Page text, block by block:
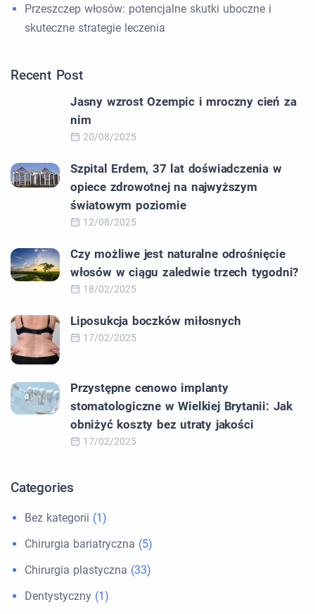
Przeszczep włosów: potencjalne skutki uboczne i
skuteczne strategie leczenia
Recent Post
Jasny wzrost Ozempic i mroczny cień za
nim
20/08/2025
Szpital Erdem, 37 lat doświadczenia w
opiece zdrowotnej na najwyższym
światowym poziomie
12/08/2025
Czy możliwe jest naturalne odrośnięcie
włosów w ciągu zaledwie trzech tygodni?
18/02/2025
Liposukcja boczków miłosnych
17/02/2025
Przystępne cenowo implanty
stomatologiczne w Wielkiej Brytanii: Jak
obniżyć koszty bez utraty jakości
17/02/2025
Categories
Bez kategorii (1)
Chirurgia bariatryczna (5)
Chirurgia plastyczna (33)
Dentystyczny (1)